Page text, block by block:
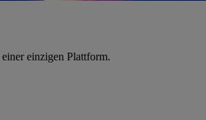
einzigen Plattform.